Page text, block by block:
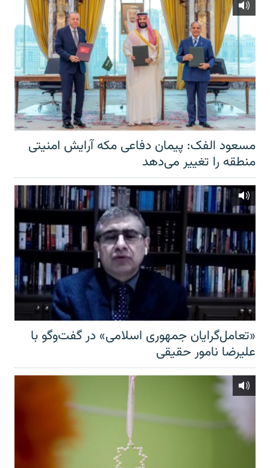
مسعود الفک: پیمان دفاعی مکه آرایش امنیتی
منطقه را تغییر می‌دهد
«تعامل‌گرایان جمهوری اسلامی» در گفت‌وگو با
علیرضا نامور حقیقی